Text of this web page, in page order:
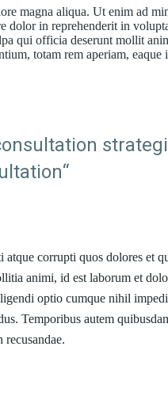
magna aliqua. Ut enim ad
dolor in reprehenderit in
qui officia deserunt mollit
totam rem aperiam, eaque
corrupti quos dolores et
animi, id est laborum et
optio cumque nihil
Temporibus autem